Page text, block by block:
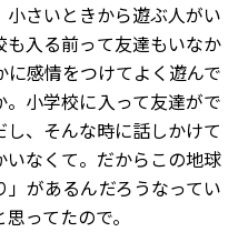
さいときから遊ぶ人がい
入る前って友達もいなか
感情をつけてよく遊んで
小学校に入って友達がで
、そんな時に話しかけて
なくて。だからこの地球
があるんだろうなってい
ってたので。